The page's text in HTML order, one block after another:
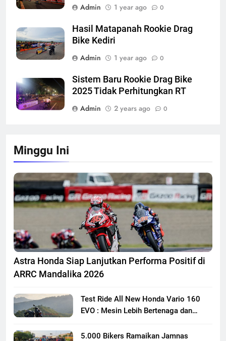
Admin
1 year ago 0
Hasil Matapanah Rookie Drag
Bike Kediri
Admin
1 year ago 0
Sistem Baru Rookie Drag Bike
2025 Tidak Perhitungkan RT
Admin
2 years ago 0
Minggu Ini
Astra Honda Siap Lanjutkan Performa Positif di
ARRC Mandalika 2026
Test Ride All New Honda Vario 160
EVO : Mesin Lebih Bertenaga dan
5.000 Bikers Ramaikan Jamnas